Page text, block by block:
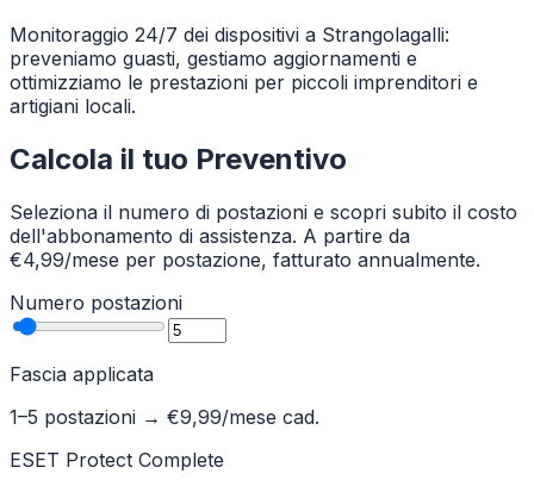
Monitoraggio 24/7 dei dispositivi a Strangolagalli:
preveniamo guasti, gestiamo aggiornamenti e
ottimizziamo le prestazioni per piccoli imprenditori e
artigiani locali.
Calcola il tuo Preventivo
Seleziona il numero di postazioni e scopri subito il costo
dell'abbonamento di assistenza. A partire da
€4,99/mese per postazione, fatturato annualmente.
Numero postazioni
Fascia applicata
1–5 postazioni → €9,99/mese cad.
ESET Protect Complete